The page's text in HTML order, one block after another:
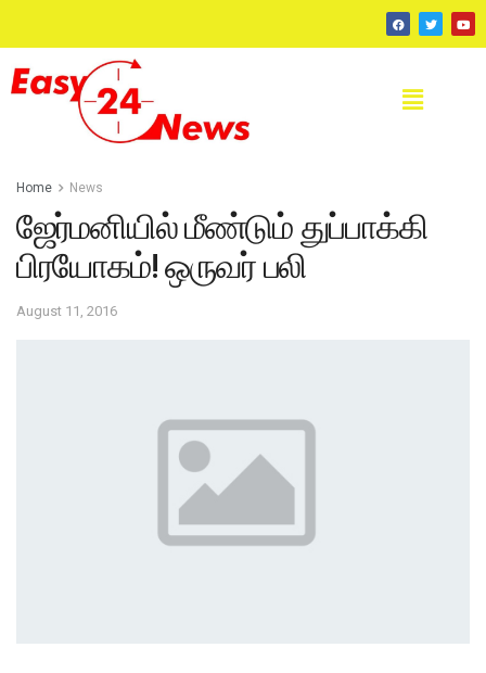
Home News
ஜேர்மனியில் மீண்டும் துப்பாக்கி
பிரயோகம்! ஒருவர் பலி
August 11, 2016